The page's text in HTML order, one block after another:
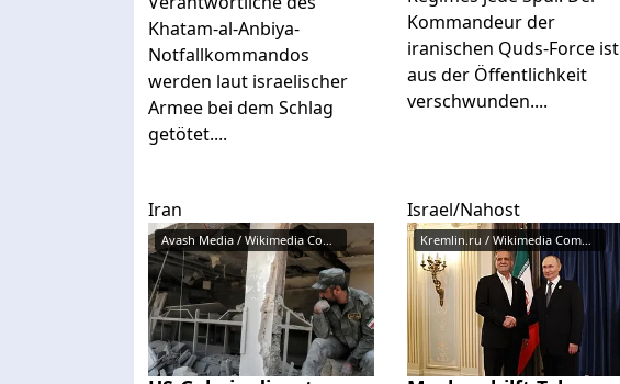
Khatam-al-Anbiya-
Notfallkommandos
werden laut israelischer
Armee bei dem Schlag
getötet....
Kommandeur der
iranischen Quds-Force ist
aus der Öffentlichkeit
verschwunden....
Iran
Avash Media / Wikimedia Commons...
Israel/Nahost
Kremlin.ru / Wikimedia Commons ...